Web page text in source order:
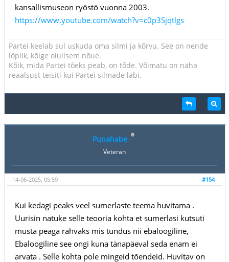
kansallismuseon ryöstö vuonna 2003.
https://www.youtube.com/watch?v=c0p3Sjqtlgs
Partei keelab sul uskuda oma silmi ja kõrvu. See on nende
lõplik, kõige olulisem nõue.
Kõik, mida Partei tõeks peab, on tõde. Võimatu on näha
reaalsust teisiti kui Partei silmade läbi.
Punahabe
Veteran
#154
14-06-2025, 05:59
Kui kedagi peaks veel sumerlaste teema huvitama .
Uurisin natuke selle teooria kohta et sumerlasi kutsuti
musta peaga rahvaks mis tundus nii ebaloogiline,
Ebaloogiline see ongi kuna tänapäeval seda enam ei
arvata . Selle kohta pole mingeid tõendeid. Huvitav on